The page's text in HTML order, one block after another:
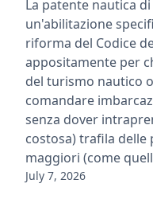
La patente nautica
un'abilitazione
riforma del Codice
appositamente per
del turismo nautico
comandare
senza dover
costosa) trafila
maggiori (come
July 7, 2026